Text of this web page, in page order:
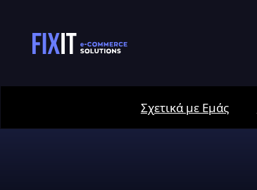
Σχετικά με Εμάς